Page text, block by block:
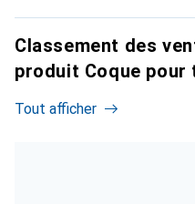
Classement des
produit Coque
Tout afficher